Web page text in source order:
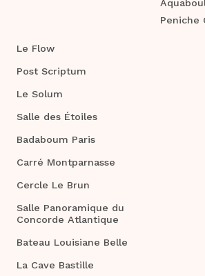
Peniche
Le Flow
Post Scriptum
Le Solum
Salle des Étoiles
Badaboum Paris
Carré Montparnasse
Cercle Le Brun
Salle Panoramique du
Concorde Atlantique
Bateau Louisiane Belle
La Cave Bastille